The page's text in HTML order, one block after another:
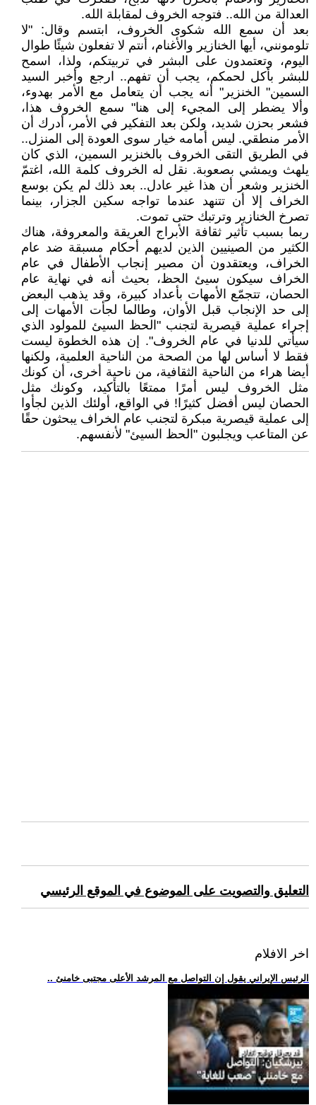
العدالة من الله.. فتوجه الخروف لمقابلة الله.
بعد أن سمع الله شكوى الخروف، ابتسم وقال: "لا
تلومونني، أيها الخنازير والأغنام، أنتم لا تفعلون شيئًا طوال
اليوم، وتعتمدون على البشر في تربيتكم، ولذا، اسمح
للبشر بأكل لحمكم، يجب أن تفهم.. ارجع وأخبر السيد
السمين" الخنزير" أنه يجب أن يتعامل مع الأمر بهدوء،
وألا يضطر إلى المجيء إلى هنا" سمع الخروف هذا،
فشعر بحزن شديد، ولكن بعد التفكير في الأمر، أدرك أن
الأمر منطقي. ليس أمامه خيار سوى العودة إلى المنزل..
في الطريق التقى الخروف بالخنزير السمين، الذي كان
يلهث ويمشي بصعوبة. نقل له الخروف كلمة الله، اغتمّ
الخنزير وشعر أن هذا غير عادل.. بعد ذلك لم يكن بوسع
الخراف إلا أن تتنهد عندما تواجه سكين الجزار، بينما
تصرخ الخنازير وترتبك حتى تموت.
ربما بسبب تأثير ثقافة الأبراج العريقة والمعروفة، هناك
الكثير من الصينيين الذين لديهم أحكام مسبقة ضد عام
الخراف، ويعتقدون أن مصير إنجاب الأطفال في عام
الخراف سيكون سيئ الحظ، بحيث أنه في نهاية عام
الحصان، تتجمّع الأمهات بأعداد كبيرة، وقد يذهب البعض
إلى حد الإنجاب قبل الأوان، وطالما لجأت الأمهات إلى
إجراء عملية قيصرية لتجنب "الحظ السيئ للمولود الذي
سيأتي للدنيا في عام الخروف". إن هذه الخطوة ليست
فقط لا أساس لها من الصحة من الناحية العلمية، ولكنها
أيضا هراء من الناحية الثقافية، من ناحية أخرى، أن كونك
مثل الخروف ليس أمرًا ممتعًا بالتأكيد، وكونك مثل
الحصان ليس أفضل كثيرًا! في الواقع، أولئك الذين لجأوا
إلى عملية قيصرية مبكرة لتجنب عام الخراف يبحثون حقًا
عن المتاعب ويجلبون "الحظ السيئ" لأنفسهم.
التعليق والتصويت على الموضوع في الموقع الرئيسي
اخر الافلام
.. الرئيس الإيراني يقول إن التواصل مع المرشد الأعلى مجتبى خامنئ